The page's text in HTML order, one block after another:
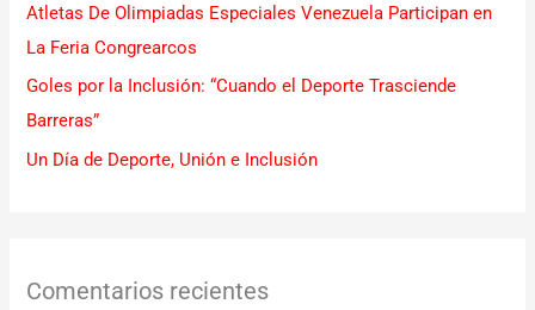
:Atletas De Olimpiadas Especiales Venezuela Participan en
La Feria Congrearcos
Goles por la Inclusión: “Cuando el Deporte Trasciende
Barreras”
Un Día de Deporte, Unión e Inclusión
Comentarios recientes